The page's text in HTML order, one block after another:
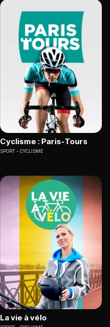
Cyclisme : Paris-Tours
SPORT CYCLISME
La vie à vélo